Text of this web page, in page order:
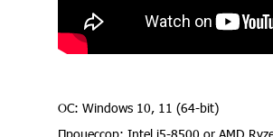
ОС: Windows 10, 11 (64-bit)